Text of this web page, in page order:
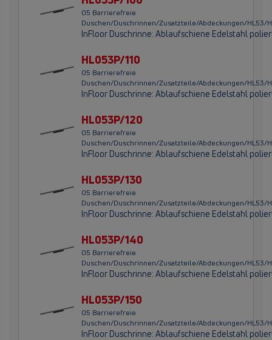
05 Barrierefreie
Duschen/Duschrinnen/Zusatzteile/Abdeckungen/HL53/
InFloor Duschrinne: Ablaufschiene Edelstahl
HL053P/110
05 Barrierefreie
Duschen/Duschrinnen/Zusatzteile/Abdeckungen/HL53/
InFloor Duschrinne: Ablaufschiene Edelstahl
HL053P/120
05 Barrierefreie
Duschen/Duschrinnen/Zusatzteile/Abdeckungen/HL53/
InFloor Duschrinne: Ablaufschiene Edelstahl
HL053P/130
05 Barrierefreie
Duschen/Duschrinnen/Zusatzteile/Abdeckungen/HL53/
InFloor Duschrinne: Ablaufschiene Edelstahl
HL053P/140
05 Barrierefreie
Duschen/Duschrinnen/Zusatzteile/Abdeckungen/HL53/
InFloor Duschrinne: Ablaufschiene Edelstahl
HL053P/150
05 Barrierefreie
Duschen/Duschrinnen/Zusatzteile/Abdeckungen/HL53/
InFloor Duschrinne: Ablaufschiene Edelstahl